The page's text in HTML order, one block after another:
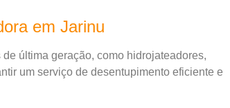
em Jarinu
última geração, como hidrojateadores,
um serviço de desentupimento eficiente e